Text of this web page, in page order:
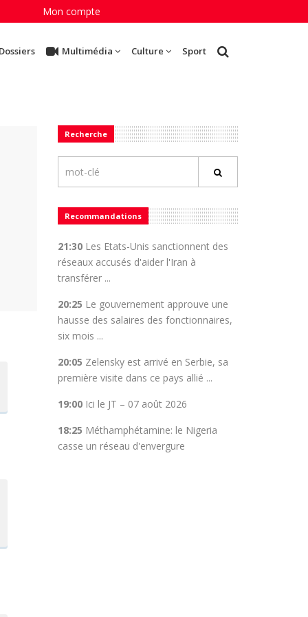
Mon compte
Multimédia Culture Sport
Recherche
Recommandations
21:30Les Etats-Unis sanctionnent des
réseaux accusés d'aider l'Iran à
transférer ...
20:25 Le gouvernement approuve une
hausse des salaires des fonctionnaires,
six mois ...
20:05 Zelensky est arrivé en Serbie, sa
première visite dans ce pays allié ...
19:00Ici le JT – 07 août 2026
18:25 Méthamphétamine: le Nigeria
casse un réseau d'envergure